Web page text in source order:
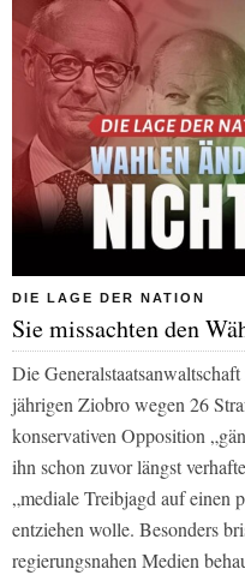
DIE LAGE DER NATION
Sie missachten den
Die
jährigen Ziobro wegen 26
konservativen Opposition
ihn schon zuvor längst
„mediale Treibjagd auf einen
entziehen wolle. Besonders
regierungsnahen Medien